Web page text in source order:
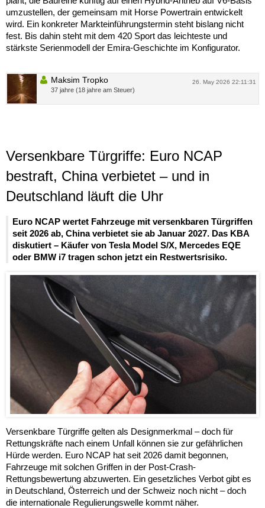
umzustellen, der gemeinsam mit Horse Powertrain entwickelt
wird. Ein konkreter Markteinführungstermin steht bislang nicht
fest. Bis dahin steht mit dem 420 Sport das leichteste und
stärkste Serienmodell der Emira-Geschichte im Konfigurator.
26. May 2026 22:11:31
Maksim Tropko
37 jahre (18 jahre am Steuer)
Versenkbare Türgriffe: Euro NCAP
bestraft, China verbietet – und in
Deutschland läuft die Uhr
Euro NCAP wertet Fahrzeuge mit versenkbaren Türgriffen
seit 2026 ab, China verbietet sie ab Januar 2027. Das KBA
diskutiert – Käufer von Tesla Model S/X, Mercedes EQE
oder BMW i7 tragen schon jetzt ein Restwertsrisiko.
Versenkbare Türgriffe gelten als Designmerkmal – doch für
Rettungskräfte nach einem Unfall können sie zur gefährlichen
Hürde werden. Euro NCAP hat seit 2026 damit begonnen,
Fahrzeuge mit solchen Griffen in der Post-Crash-
Rettungsbewertung abzuwerten. Ein gesetzliches Verbot gibt es
in Deutschland, Österreich und der Schweiz noch nicht – doch
die internationale Regulierungswelle kommt näher.